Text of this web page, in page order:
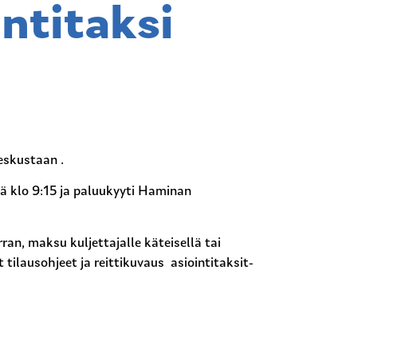
.
9:15 ja paluukyyti Haminan
maksu kuljettajalle käteisellä tai
tilausohjeet ja reittikuvaus asiointitaksit-